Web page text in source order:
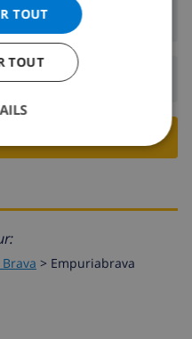
avant 19:00
10:00
> Empuriabrava
TOUT
TOUT